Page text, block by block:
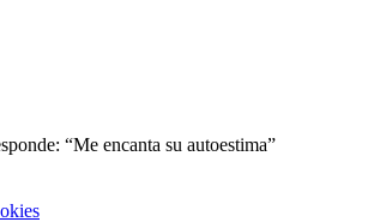
“Me encanta su autoestima”